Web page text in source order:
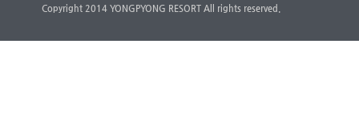
Copyright 2014 YONGPYONG RESORT All rights reserved.